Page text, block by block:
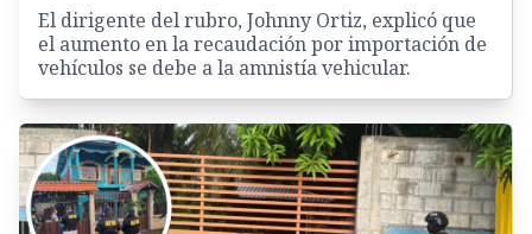
El dirigente del rubro, Johnny Ortiz, explicó que
el aumento en la recaudación por importación de
vehículos se debe a la amnistía vehicular.